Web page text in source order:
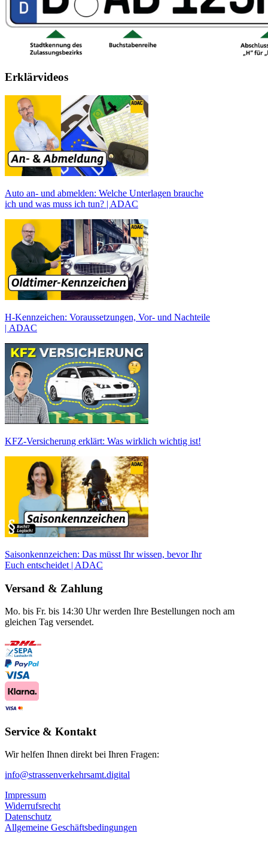
Erklärvideos
Auto an- und abmelden: Welche Unterlagen brauche
ich und was muss ich tun? | ADAC
H-Kennzeichen: Voraussetzungen, Vor- und Nachteile
| ADAC
KFZ-Versicherung erklärt: Was wirklich wichtig ist!
Saisonkennzeichen: Das müsst Ihr wissen, bevor Ihr
Euch entscheidet | ADAC
Versand & Zahlung
Mo. bis Fr. bis 14:30 Uhr werden Ihre Bestellungen noch am
gleichen Tag versendet.
Service & Kontakt
Wir helfen Ihnen direkt bei Ihren Fragen:
info@strassenverkehrsamt.digital
Impressum
Widerrufsrecht
Datenschutz
Allgemeine Geschäftsbedingungen